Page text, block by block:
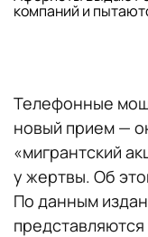
компаний и
Телефонные
новый прием —
«мигрантский
у жертвы. Об
По данным